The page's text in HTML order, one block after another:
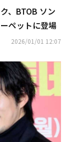
、BTOB ソン
ペットに登場
2026/01/01 12:07